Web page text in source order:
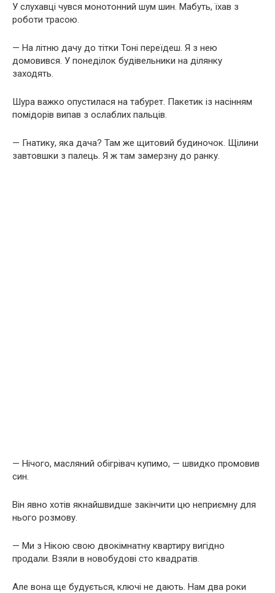
У слухавці чувся монотонний шум шин. Мабуть, їхав з
роботи трасою.
— На літню дачу до тітки Тоні переїдеш. Я з нею
домовився. У понеділок будівельники на ділянку
заходять.
Шура важко опустилася на табурет. Пакетик із насінням
помідорів випав з ослаблих пальців.
— Гнатику, яка дача? Там же щитовий будиночок. Щілини
завтовшки з палець. Я ж там замерзну до ранку.
— Нічого, масляний обігрівач купимо, — швидко промовив
син.
Він явно хотів якнайшвидше закінчити цю неприємну для
нього розмову.
— Ми з Нікою свою двокімнатну квартиру вигідно
продали. Взяли в новобудові сто квадратів.
Але вона ще будується, ключі не дають. Нам два роки